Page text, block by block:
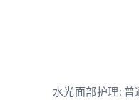
水光面部护理: